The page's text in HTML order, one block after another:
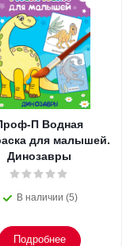
П Водная
для малышей.
Динозавры
В наличии (5)
Подробнее